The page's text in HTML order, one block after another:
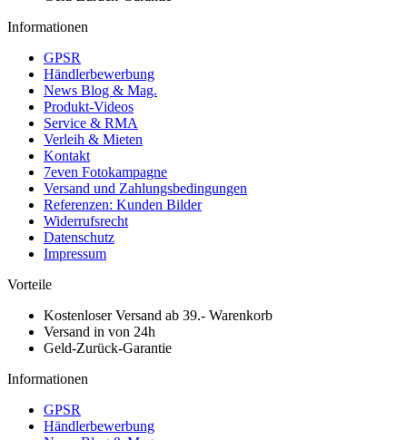
Informationen
GPSR
Händlerbewerbung
News Blog & Mag.
Produkt-Videos
Service & RMA
Verleih & Mieten
Kontakt
7even Fotokampagne
Versand und Zahlungsbedingungen
Referenzen: Kunden Bilder
Widerrufsrecht
Datenschutz
Impressum
Vorteile
Kostenloser Versand ab 39.- Warenkorb
Versand in von 24h
Geld-Zurück-Garantie
Informationen
GPSR
Händlerbewerbung